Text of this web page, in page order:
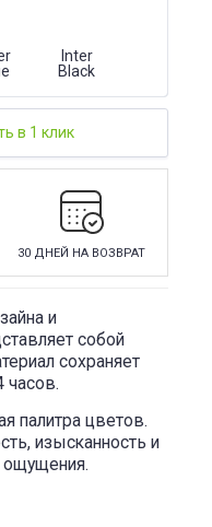
Inter
Black
в 1 клик
30 ДНЕЙ НА ВОЗВРАТ
и
собой
сохраняет
часов.
палитра цветов.
изысканность и
ощущения.